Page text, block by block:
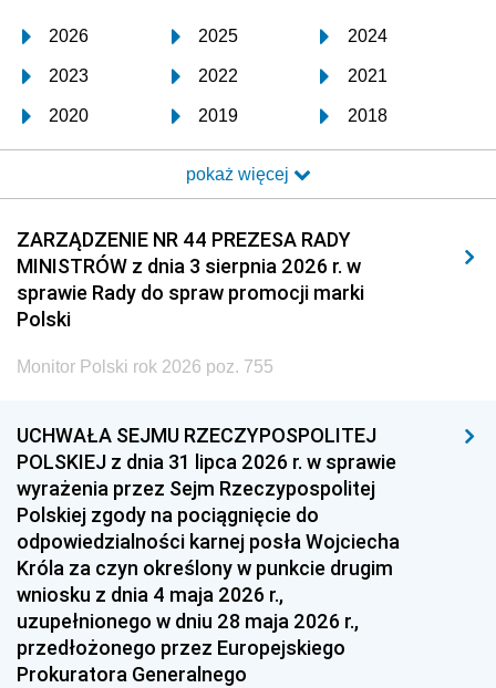
2026 2025 2024
2023 2022 2021
2020 2019 2018
2017 2016 2015
2014 2013 2012
2011 2010 2009
2008 2007 2006
2005
1996 1995 1994
1993 1992 1991
1990 1989
1987 1986 1985
1984 1983
1981 1980 1979
1978 1977
pokaż więcej
ZARZĄDZENIE NR 44 PREZESA RADY
MINISTRÓW z dnia 3 sierpnia 2026 r. w
sprawie Rady do spraw promocji marki
Polski
Monitor Polski rok 2026 poz. 755
UCHWAŁA SEJMU RZECZYPOSPOLITEJ
POLSKIEJ z dnia 31 lipca 2026 r. w sprawie
wyrażenia przez Sejm Rzeczypospolitej
Polskiej zgody na pociągnięcie do
odpowiedzialności karnej posła Wojciecha
Króla za czyn określony w punkcie drugim
wniosku z dnia 4 maja 2026 r.,
uzupełnionego w dniu 28 maja 2026 r.,
przedłożonego przez Europejskiego
Prokuratora Generalnego